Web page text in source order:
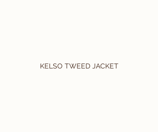
KELSO TWEED JACKET